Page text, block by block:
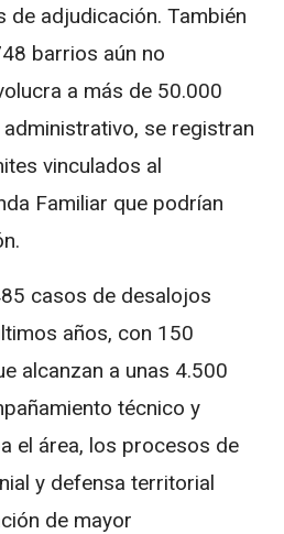
de adjudicación. También
barrios aún no
a más de 50.000
se registran
vinculados al
Familiar que podrían
casos de desalojos
años, con 150
alcanzan a unas 4.500
técnico y
el área, los procesos de
y defensa territorial
de mayor